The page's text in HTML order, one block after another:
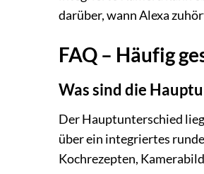
darüber, wann Alexa
FAQ – Häufig
Was sind die
Der Hauptunterschied
über ein integriertes
Kochrezepten,